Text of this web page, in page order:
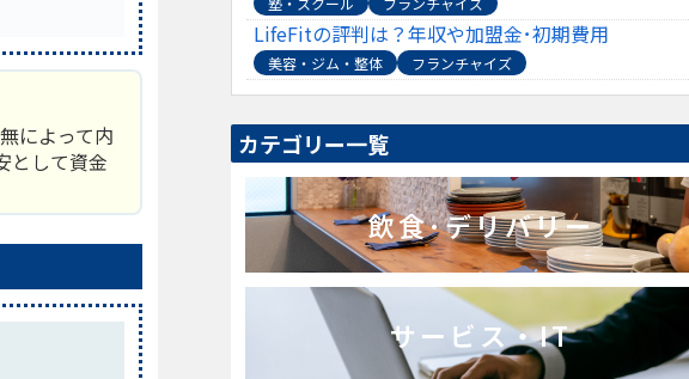
によって内
として資金
LifeFitの評判は？年収や加盟金･初期費用
美容・ジム・整体 フランチャイズ
カテゴリー一覧
飲食･デリバリー
サービス・IT